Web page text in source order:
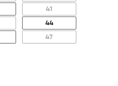
41
44
47